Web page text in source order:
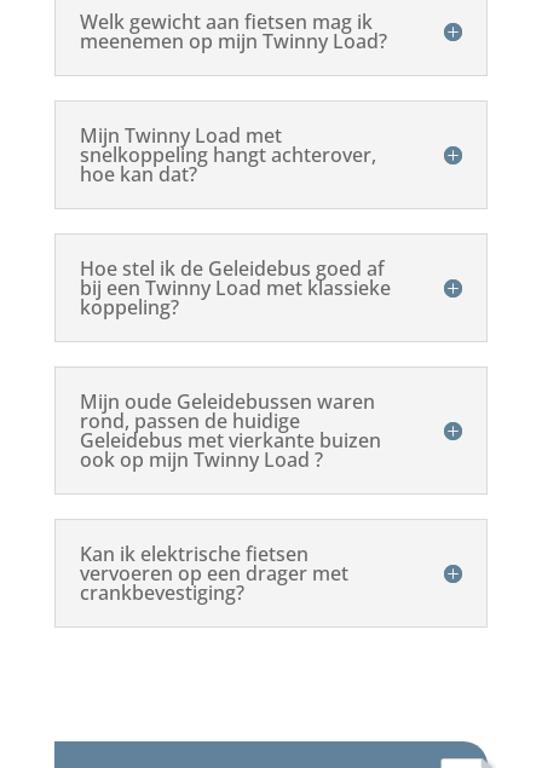
Welk gewicht aan fietsen mag ik
meenemen op mijn Twinny Load?
Mijn Twinny Load met
snelkoppeling hangt achterover,
hoe kan dat?
Hoe stel ik de Geleidebus goed af
bij een Twinny Load met klassieke
koppeling?
Mijn oude Geleidebussen waren
rond, passen de huidige
Geleidebus met vierkante buizen
ook op mijn Twinny Load ?
Kan ik elektrische fietsen
vervoeren op een drager met
crankbevestiging?